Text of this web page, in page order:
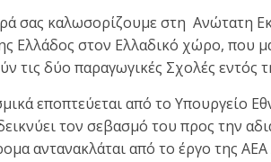
σας καλωσορίζουμε στη Ανώτατη
Ελλάδος στον Ελλαδικό χώρο, που
τις δύο παραγωγικές Σχολές εντός
εποπτεύεται από το Υπουργείο
τον σεβασμό του προς την
αντανακλάται από το έργο της